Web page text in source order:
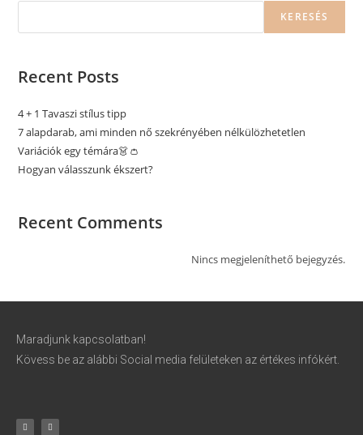
KERESÉS
Recent Posts
4 + 1 Tavaszi stílus tipp
7 alapdarab, ami minden nő szekrényében nélkülözhetetlen
Variációk egy témára👗👛
Hogyan válasszunk ékszert?
Recent Comments
Nincs megjeleníthető bejegyzés.
Maradjunk kapcsolatban!
Kövess be az alábbi Social media felületeken az értékes infókért.